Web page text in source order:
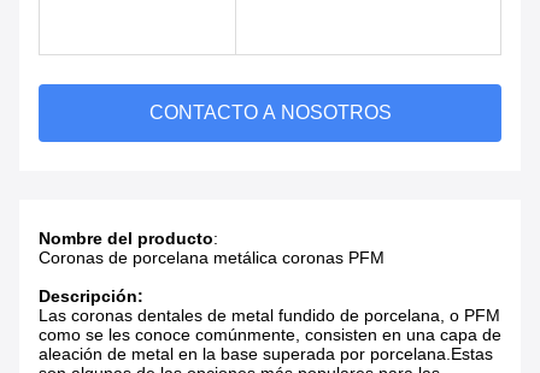
CONTACTO A NOSOTROS
Nombre del producto:
Coronas de porcelana metálica coronas PFM
Descripción:
Las coronas dentales de metal fundido de porcelana, o PFM
como se les conoce comúnmente, consisten en una capa de
aleación de metal en la base superada por porcelana.Estas